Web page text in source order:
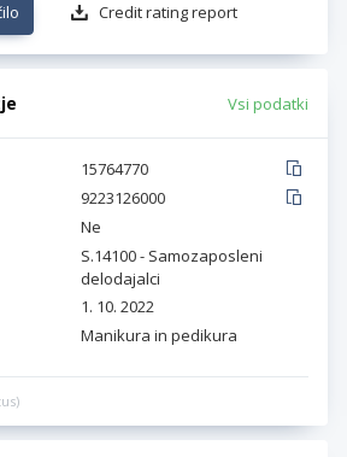
Credit rating report
Vsi podatki
15764770
9223126000
Ne
S.14100 - Samozaposleni
delodajalci
1. 10. 2022
Manikura in pedikura